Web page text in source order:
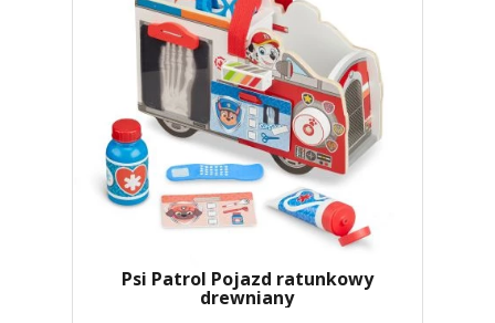
Psi Patrol Pojazd ratunkowy
drewniany